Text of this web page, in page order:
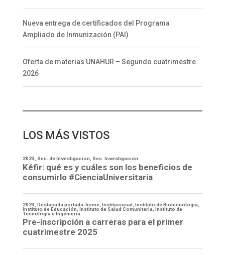
Nueva entrega de certificados del Programa
Ampliado de Inmunización (PAI)
Oferta de materias UNAHUR – Segundo cuatrimestre
2026
LOS MÁS VISTOS